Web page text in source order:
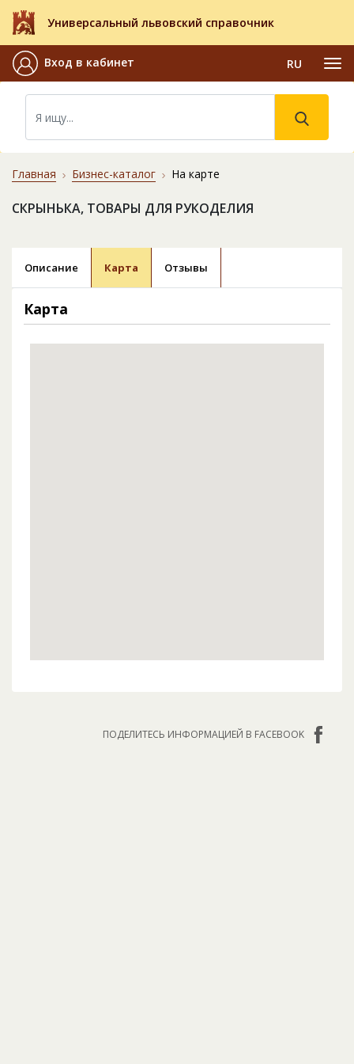
Универсальный львовский справочник
Вход в кабинет RU
Главная Бизнес-каталог На карте
СКРЫНЬКА, ТОВАРЫ ДЛЯ РУКОДЕЛИЯ
Описание Карта Отзывы
Карта
ПОДЕЛИТЕСЬ ИНФОРМАЦИЕЙ В FACEBOOK